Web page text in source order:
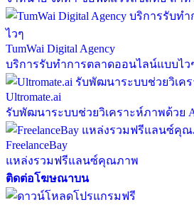
TumWai Digital Agency
บริการรับทำการตลาดออนไลน์แบบไว
Ultromate.ai
รับพัฒนาระบบช่วยวิเคราะห์ภาพด้วย
FreelanceBay
แหล่งรวมฟรีแลนซ์คุณภาพ
ติดต่อโฆษณาบน